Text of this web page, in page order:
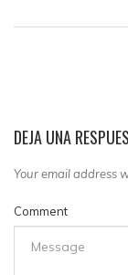
DEJA UNA
Your email address
Comment